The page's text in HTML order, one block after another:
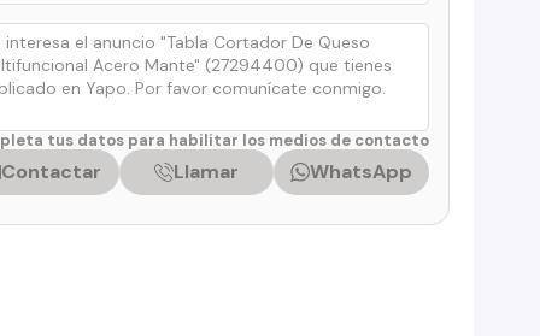
tus datos para habilitar los medios de contacto
Contactar Llamar WhatsApp